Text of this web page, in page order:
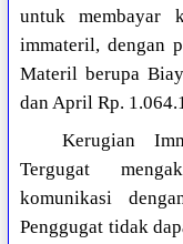
untuk membayar
immateril, dengan
Materil berupa
dan April Rp.
Kerugian
Tergugat
komunikasi
Penggugat tidak